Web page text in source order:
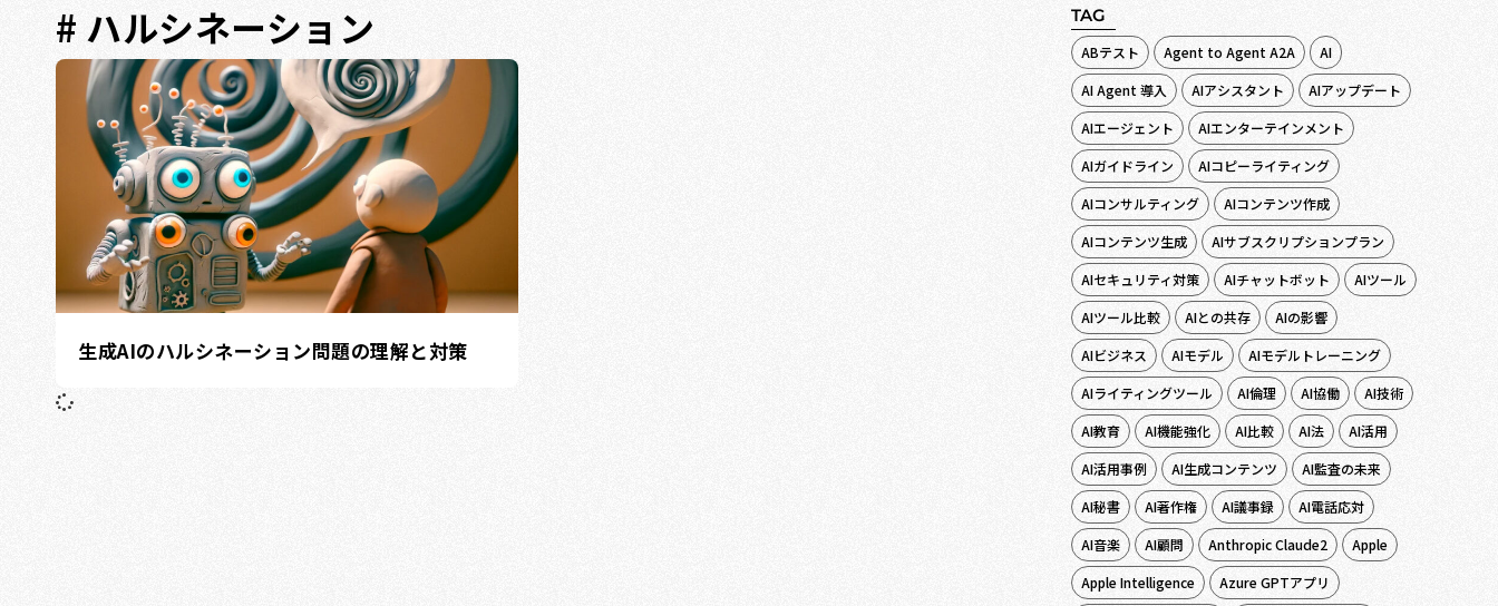
# ハルシネーション
生成AIのハルシネーション問題の理解と対策
TAG
ABテスト Agent to Agent A2A
AI
AI Agent 導入
AIアシスタント
AIアップデート
AIエージェント
AIエンターテインメント
AIガイドライン
AIコピーライティング
AIコンサルティング
AIコンテンツ作成
AIコンテンツ生成
AIサブスクリプションプラン
AIセキュリティ対策
AIチャットボット
AIツール
AIツール比較
AIとの共存
AIの影響
AIビジネス
AIモデル
AIモデルトレーニング
AIライティングツール
AI倫理 AI協働
AI技術
AI教育
AI機能強化 AI比較 AI法
AI活用
AI活用事例
AI生成コンテンツ
AI監査の未来
AI秘書
AI著作権 AI議事録
AI電話応対
AI音楽
AI顧問 Anthropic Claude2
Apple
Apple Intelligence
Azure GPTアプリ